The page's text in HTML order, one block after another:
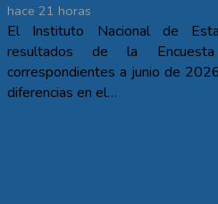
hace 21 horas
El Instituto Nacional de
resultados de la
correspondientes a junio de
diferencias en el…